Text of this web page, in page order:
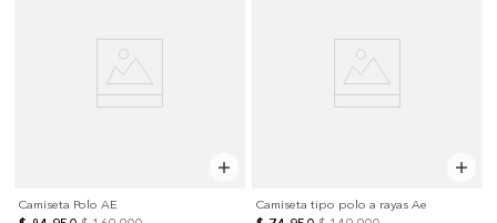
Camiseta Polo AE Camiseta tipo polo a rayas Ae